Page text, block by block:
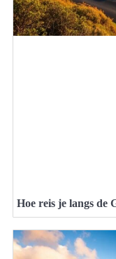
Hoe reis je langs de